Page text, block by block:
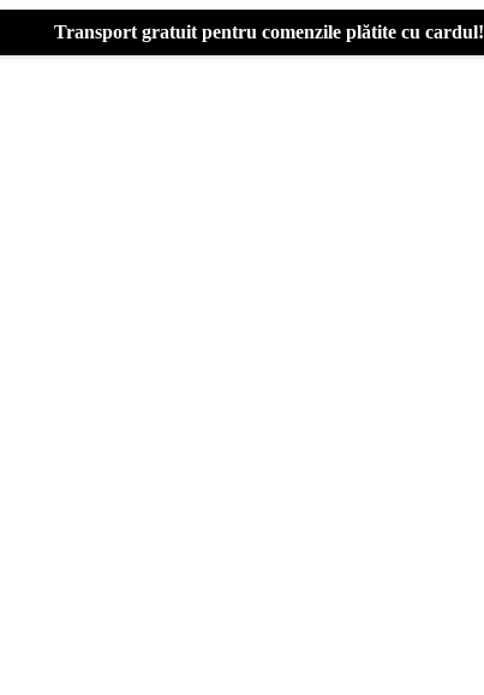
Transport gratuit pentru comenzile plătite cu cardul!